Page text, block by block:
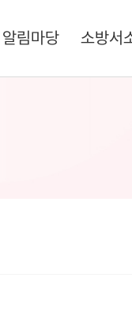
알림마당 소방서